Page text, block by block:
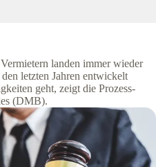
landen immer wieder
letzten Jahren entwickelt
geht, zeigt die Prozess-
(DMB).